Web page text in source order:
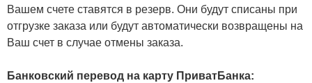
Вашем счете ставятся в резерв. Они будут списаны при
отгрузке заказа или будут автоматически возвращены на
Ваш счет в случае отмены заказа.
Банковский перевод на карту ПриватБанка: